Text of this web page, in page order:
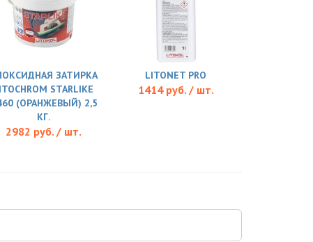
ЗАТИРКА
STARLIKE
(ОРАНЖЕВЫЙ) 2,5
КГ.
2982 руб. / шт.
LITONET PRO
1414 руб. / шт.